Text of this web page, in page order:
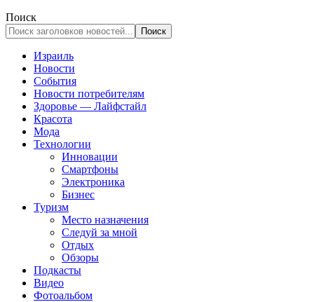
Поиск
Израиль
Новости
События
Новости потребителям
Здоровье — Лайфстайл
Красота
Мода
Технологии
Инновации
Смартфоны
Электроника
Бизнес
Туризм
Место назначения
Следуй за мной
Отдых
Обзоры
Подкасты
Видео
Фотоальбом